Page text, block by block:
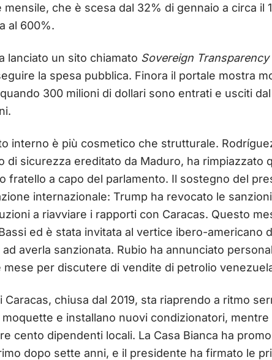
che è scesa dal 32% di gennaio a circa il
al 600%.
lanciato un sito chiamato Sovereign Transparency
la spesa pubblica. Finora il portale mostra
300 milioni di dollari sono entrati e usciti
interno è più cosmetico che strutturale.
di sicurezza ereditato da Maduro, ha rimpiazzato
fratello a capo del parlamento. Il sostegno del
internazionale: Trump ha revocato le
a riavviare i rapporti con Caracas. Questo
ed è stata invitata al vertice ibero-americano
averla sanzionata. Rubio ha annunciato
per discutere di vendite di petrolio
Caracas, chiusa dal 2019, sta riaprendo a ritmo
e installano nuovi condizionatori,
cento dipendenti locali. La Casa Bianca ha
dopo sette anni, e il presidente ha firmato le